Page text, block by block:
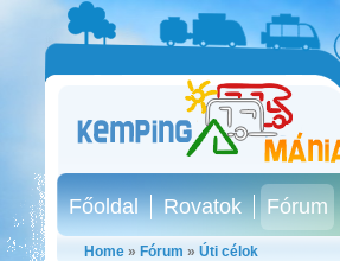
Főoldal Rovatok Fórum
Home » Fórum » Úti célok